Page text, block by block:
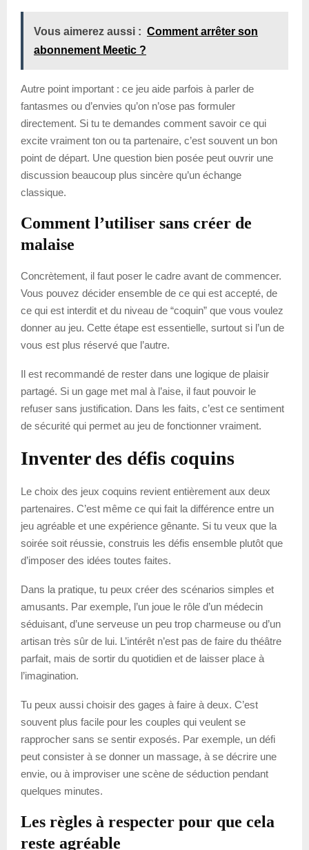
Vous aimerez aussi : Comment arrêter son
abonnement Meetic ?
Autre point important : ce jeu aide parfois à parler de
fantasmes ou d’envies qu’on n’ose pas formuler
directement. Si tu te demandes comment savoir ce qui
excite vraiment ton ou ta partenaire, c’est souvent un bon
point de départ. Une question bien posée peut ouvrir une
discussion beaucoup plus sincère qu’un échange
classique.
Comment l’utiliser sans créer de
malaise
Concrètement, il faut poser le cadre avant de commencer.
Vous pouvez décider ensemble de ce qui est accepté, de
ce qui est interdit et du niveau de “coquin” que vous voulez
donner au jeu. Cette étape est essentielle, surtout si l’un de
vous est plus réservé que l’autre.
Il est recommandé de rester dans une logique de plaisir
partagé. Si un gage met mal à l’aise, il faut pouvoir le
refuser sans justification. Dans les faits, c’est ce sentiment
de sécurité qui permet au jeu de fonctionner vraiment.
Inventer des défis coquins
Le choix des jeux coquins revient entièrement aux deux
partenaires. C’est même ce qui fait la différence entre un
jeu agréable et une expérience gênante. Si tu veux que la
soirée soit réussie, construis les défis ensemble plutôt que
d’imposer des idées toutes faites.
Dans la pratique, tu peux créer des scénarios simples et
amusants. Par exemple, l’un joue le rôle d’un médecin
séduisant, d’une serveuse un peu trop charmeuse ou d’un
artisan très sûr de lui. L’intérêt n’est pas de faire du théâtre
parfait, mais de sortir du quotidien et de laisser place à
l’imagination.
Tu peux aussi choisir des gages à faire à deux. C’est
souvent plus facile pour les couples qui veulent se
rapprocher sans se sentir exposés. Par exemple, un défi
peut consister à se donner un massage, à se décrire une
envie, ou à improviser une scène de séduction pendant
quelques minutes.
Les règles à respecter pour que cela
reste agréable